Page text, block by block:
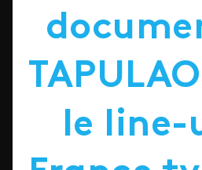
TAPULAO
le line-